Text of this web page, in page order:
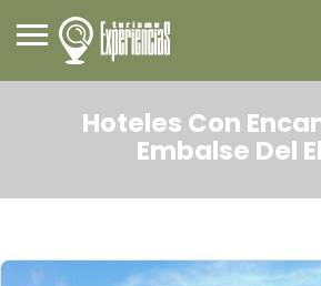
Hoteles Con
Embalse Del